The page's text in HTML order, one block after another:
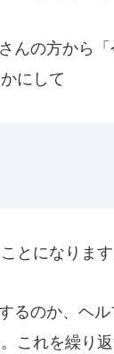
んの方から
にして
とになります
るのか、ヘ
これを繰り